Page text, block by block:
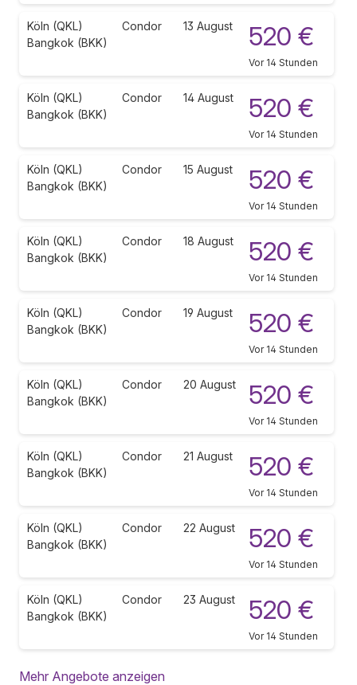
Köln (QKL)
Bangkok (BKK)
Condor 13 August 520 €
Vor 14 Stunden
Köln (QKL)
Bangkok (BKK)
Condor 14 August 520 €
Vor 14 Stunden
Köln (QKL)
Bangkok (BKK)
Condor 15 August 520 €
Vor 14 Stunden
Köln (QKL)
Bangkok (BKK)
Condor 18 August 520 €
Vor 14 Stunden
Köln (QKL)
Bangkok (BKK)
Condor 19 August 520 €
Vor 14 Stunden
Köln (QKL)
Bangkok (BKK)
Condor 20 August 520 €
Vor 14 Stunden
Köln (QKL)
Bangkok (BKK)
Condor 21 August 520 €
Vor 14 Stunden
Köln (QKL)
Bangkok (BKK)
Condor 22 August 520 €
Vor 14 Stunden
Köln (QKL)
Bangkok (BKK)
Condor 23 August 520 €
Vor 14 Stunden
Mehr Angebote anzeigen